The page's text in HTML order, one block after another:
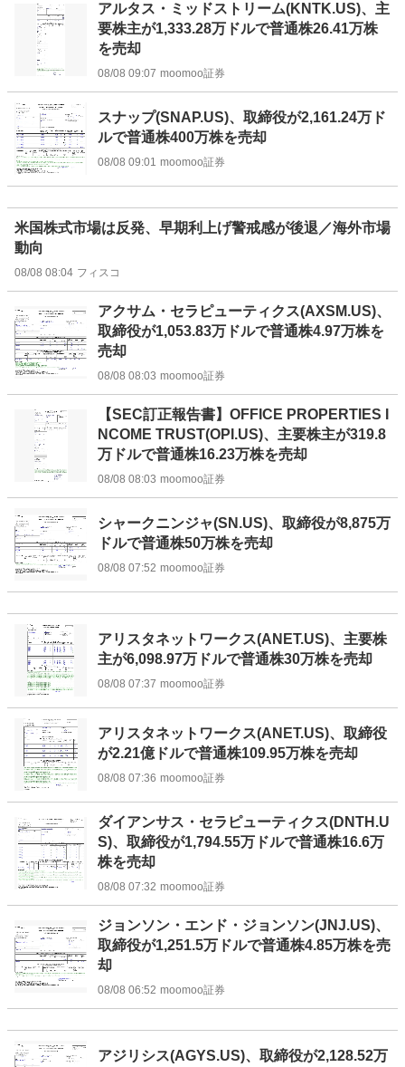
アルタス・ミッドストリーム(KNTK.US)、主
要株主が1,333.28万ドルで普通株26.41万株
を売却
08/08 09:07 moomoo証券
スナップ(SNAP.US)、取締役が2,161.24万ド
ルで普通株400万株を売却
08/08 09:01 moomoo証券
米国株式市場は反発、早期利上げ警戒感が後退／海外市場
動向
08/08 08:04 フィスコ
アクサム・セラピューティクス(AXSM.US)、
取締役が1,053.83万ドルで普通株4.97万株を
売却
08/08 08:03 moomoo証券
【SEC訂正報告書】OFFICE PROPERTIES I
NCOME TRUST(OPI.US)、主要株主が319.8
万ドルで普通株16.23万株を売却
08/08 08:03 moomoo証券
シャークニンジャ(SN.US)、取締役が8,875万
ドルで普通株50万株を売却
08/08 07:52 moomoo証券
アリスタネットワークス(ANET.US)、主要株
主が6,098.97万ドルで普通株30万株を売却
08/08 07:37 moomoo証券
アリスタネットワークス(ANET.US)、取締役
が2.21億ドルで普通株109.95万株を売却
08/08 07:36 moomoo証券
ダイアンサス・セラピューティクス(DNTH.U
S)、取締役が1,794.55万ドルで普通株16.6万
株を売却
08/08 07:32 moomoo証券
ジョンソン・エンド・ジョンソン(JNJ.US)、
取締役が1,251.5万ドルで普通株4.85万株を売
却
08/08 06:52 moomoo証券
アジリシス(AGYS.US)、取締役が2,128.52万